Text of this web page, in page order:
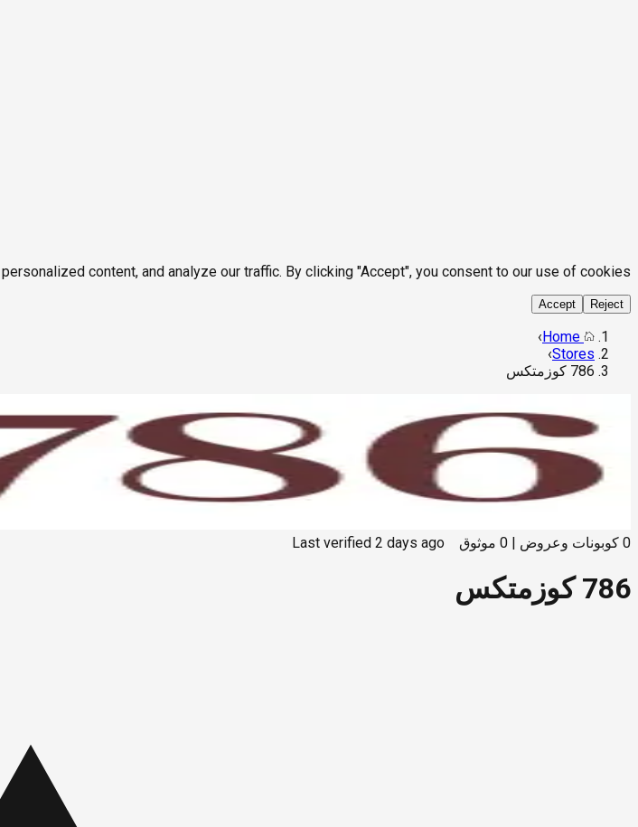
content, and analyze our traffic. By clicking "Accept", you consent to our use of cookies.
Reject
Accept
Home
›
Stores
›
786 كوزمتكس
0 كوبونات وعروض 0 موثوق Last verified 2 days ago
786 كوزمتكس